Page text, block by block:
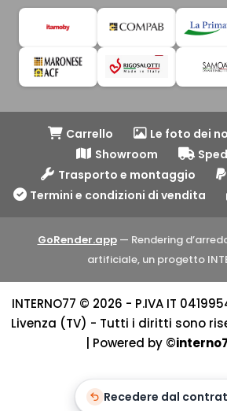
Carrello
Le foto dei
Showroom
Trasporto e montaggio
Termini e condizioni di vendita
GoRender.app— Rendering
artificiale, un progetto
INTERNO77 © 2026 - P.IVA IT
Livenza (TV) - Tutti i diritti sono
| Powered by ©
Recedere dal